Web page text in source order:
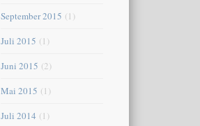
September 2015 (1)
Juli 2015 (1)
Juni 2015 (2)
Mai 2015 (1)
Juli 2014 (1)